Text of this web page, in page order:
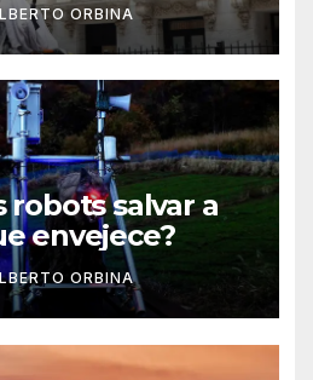
un año
ORBINA
robots salvar a
envejece?
ORBINA